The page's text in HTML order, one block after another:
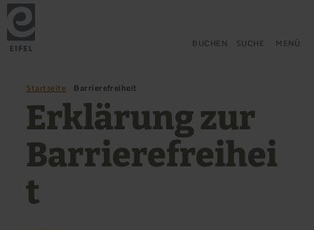
Zurück
zur
Startseite
BUCHEN SUCHE MENÜ
Startseite Barrierefreiheit
Erklärung zur
Barrierefreihei
t